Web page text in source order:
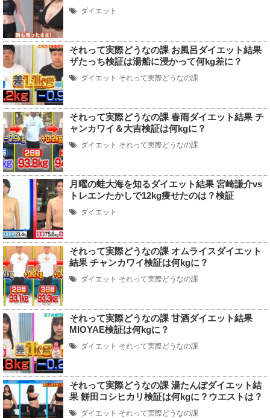
ダイエット
それって実際どうなの課 お風呂ダイエット結果
ザたっち検証は湯船に浸かって何kg差に？
ダイエット それって実際どうなの課
それって実際どうなの課 春雨ダイエット結果 チ
ャンカワイ＆大吉検証は何kgに？
ダイエット それって実際どうなの課
月曜の蛙大海を知るダイエット結果 宮崎謙介vs
トレエンたかしで12kg痩せたのは？検証
ダイエット
それって実際どうなの課 オムライスダイエット
結果 チャンカワイ検証は何kgに？
ダイエット それって実際どうなの課
それって実際どうなの課 甘酒ダイエット結果
MIOYAE検証は何kgに？
ダイエット それって実際どうなの課
それって実際どうなの課 湯たんぽダイエット結
果 餅田コシヒカリ検証は何kgに？ウエストは？
ダイエット それって実際どうなの課